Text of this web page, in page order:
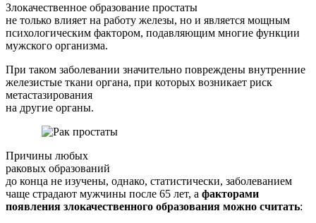
Злокачественное образование простаты
не только влияет на работу железы, но и является мощным
психологическим фактором, подавляющим многие функции
мужского организма.
При таком заболевании значительно повреждены внутренние
железистые ткани органа, при которых возникает риск
метастазирования
на другие органы.
Причины любых
раковых образований
до конца не изучены, однако, статистически, заболеванием
чаще страдают мужчины после 65 лет, а факторами
появления злокачественного образования можно считать: